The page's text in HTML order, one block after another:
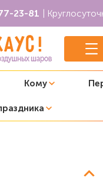
23-81 |
Кому